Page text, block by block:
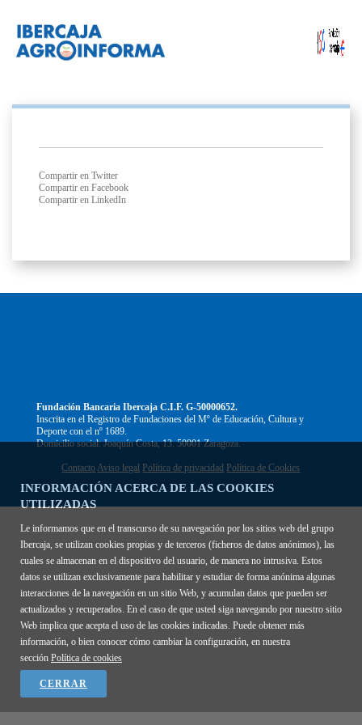
INFORMACIÓN ACERCA DE LAS COOKIES
UTILIZADAS
Le informamos que en el transcurso de su navegación por los sitios web del grupo
Ibercaja, se utilizan cookies propias y de terceros (ficheros de datos anónimos), las
cuales se almacenan en el dispositivo del usuario, de manera no intrusiva. Estos
datos se utilizan exclusivamente para habilitar y estudiar de forma anónima algunas
interacciones de la navegación en un sitio Web, y acumulan datos que pueden ser
actualizados y recuperados. En el caso de que usted siga navegando por nuestro sitio
Web implica que acepta el uso de las cookies indicadas. Puede obtener más
información, o bien conocer cómo cambiar la configuración, en nuestra
sección Política de cookies
CERRAR
Compartir en Twitter
Compartir en Facebook
Compartir en LinkedIn
Fundación Bancaria Ibercaja C.I.F. G-50000652.
Inscrita en el Registro de Fundaciones del Mº de Educación, Cultura y
Deporte con el nº 1689.
Domicilio social: Joaquín Costa, 13. 50001 Zaragoza.
Contacto Aviso legal Política de privacidad Política de Cookies